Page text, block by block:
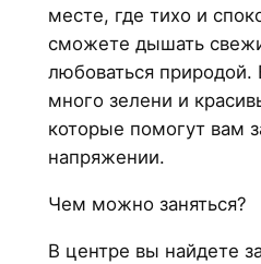
месте, где тихо и
сможете дышать
любоваться природой.
много зелени и
которые помогут вам
напряжении.
Чем можно заняться?
В центре вы найдете